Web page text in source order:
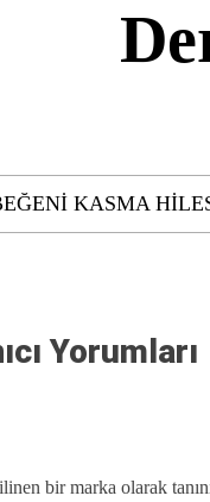
KASMA
Yorumları
bir marka olarak